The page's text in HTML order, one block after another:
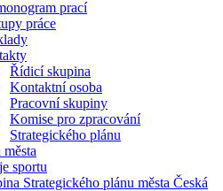
prací
práce
Řídicí skupina
Kontaktní osoba
Pracovní skupiny
Komise pro zpracování
Strategického plánu
sportu
Strategického plánu města Česká